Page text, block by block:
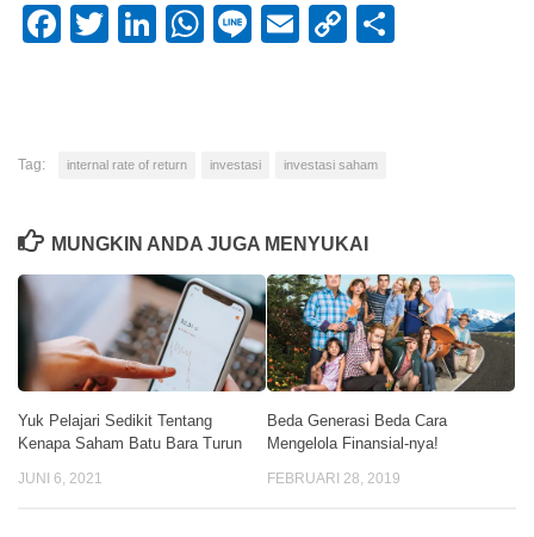
Facebook
TwitterLinkedIn
WhatsApp
LineEmailCopy
Tag: internal rate of return investasi investasi saham
MUNGKIN ANDA JUGA MENYUKAI
Yuk Pelajari Sedikit Tentang
Kenapa Saham Batu Bara Turun
JUNI 6, 2021
Beda Generasi Beda Cara
Mengelola Finansial-nya!
FEBRUARI 28, 2019